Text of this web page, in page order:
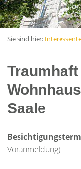
Sie sind hier:
Saale
Voranmeldung)